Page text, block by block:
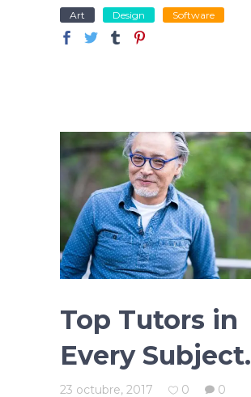
Art Design Software
Top Tutors in
Every Subject.
23 octubre, 2017 0
0